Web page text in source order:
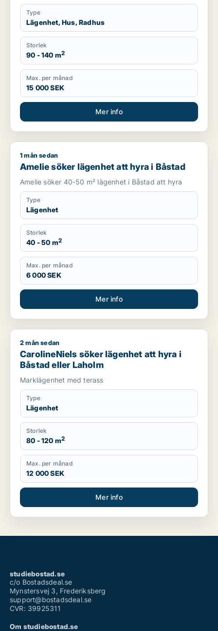
Type
Lägenhet, Hus, Radhus
Storlek
90 - 140 m2
Max. per månad
15 000 SEK
Mer info
Amelie söker lägenhet att hyra i Båstad
1 mån sedan
Amelie söker lägenhet att hyra i Båstad
Amelie söker 40-50 m² lägenhet i Båstad att hyra
Type
Lägenhet
Storlek
40 - 50 m2
Max. per månad
6 000 SEK
Mer info
CarolineNiels söker lägenhet att hyra i Båstad eller Laholm
2 mån sedan
CarolineNiels söker lägenhet att hyra i
Båstad eller Laholm
Marklägenhet med terass
Type
Lägenhet
Storlek
80 - 120 m2
Max. per månad
12 000 SEK
Mer info
studiebostad.se
c/o Bostadsdeal.se
Mynstersvej 3, Frederiksberg
support@bostadsdeal.se
CVR: 39925311
Om studiebostad.se